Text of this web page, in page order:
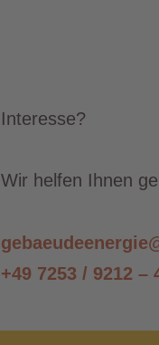
Interesse?
Wir helfen Ihnen
+49 7253 / 9212 –